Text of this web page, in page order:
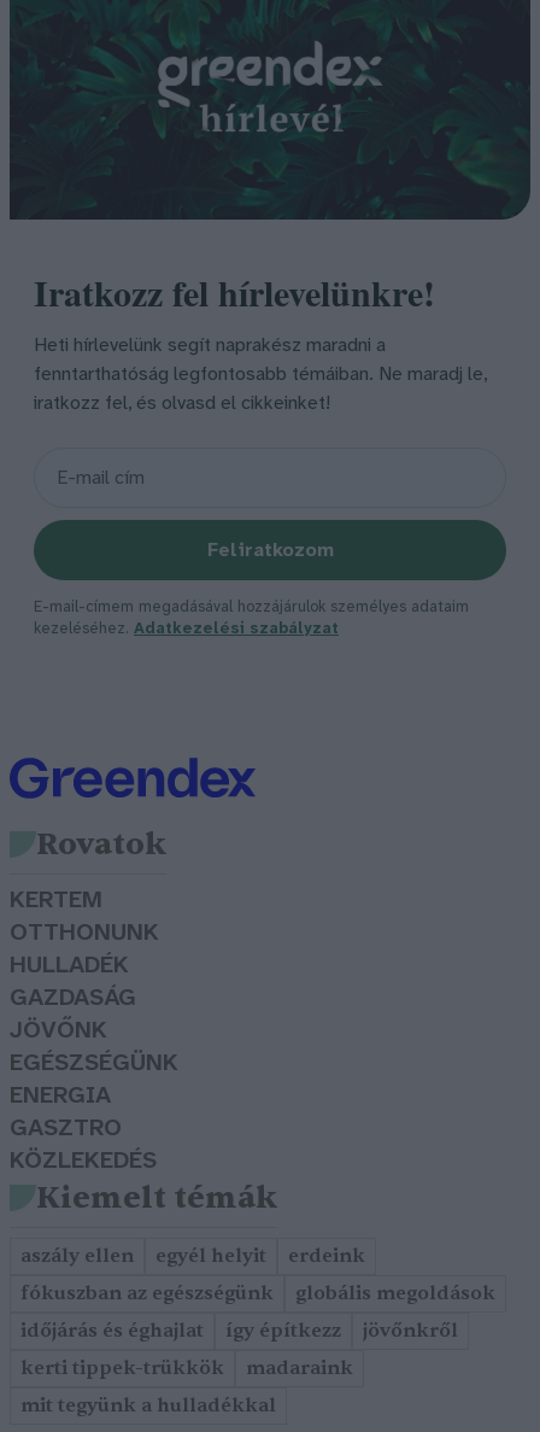
Iratkozz fel hírlevelünkre!
Heti hírlevelünk segít naprakész maradni a
fenntarthatóság legfontosabb témáiban. Ne maradj le,
iratkozz fel, és olvasd el cikkeinket!
Feliratkozom
E-mail-címem megadásával hozzájárulok személyes adataim
kezeléséhez. Adatkezelési szabályzat
Rovatok
KERTEM
OTTHONUNK
HULLADÉK
GAZDASÁG
JÖVŐNK
EGÉSZSÉGÜNK
ENERGIA
GASZTRO
KÖZLEKEDÉS
Kiemelt témák
aszály ellen egyél helyit
erdeink
fókuszban az egészségünk
globális megoldások
időjárás és éghajlat
így építkezz
jövőnkről
kerti tippek-trükkök
madaraink
mit tegyünk a hulladékkal